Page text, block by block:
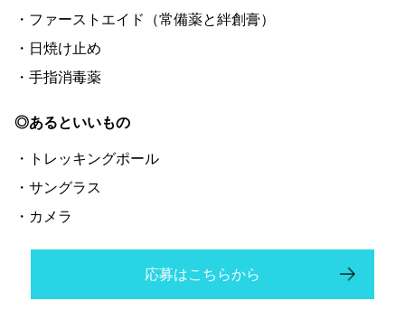
・ファーストエイド（常備薬と絆創膏）
・日焼け止め
・手指消毒薬
◎あるといいもの
・トレッキングポール
・サングラス
・カメラ
応募はこちらから